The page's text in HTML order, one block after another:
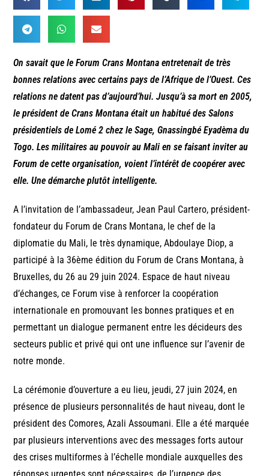
On savait que le Forum Crans Montana entretenait de très
bonnes relations avec certains pays de l’Afrique de l’Ouest. Ces
relations ne datent pas d’aujourd’hui. Jusqu’à sa mort en 2005,
le président de Crans Montana était un habitué des Salons
présidentiels de Lomé 2 chez le Sage, Gnassingbé Eyadèma du
Togo. Les militaires au pouvoir au Mali en se faisant inviter au
Forum de cette organisation, voient l’intérêt de coopérer avec
elle. Une démarche plutôt intelligente.
A l’invitation de l’ambassadeur, Jean Paul Cartero, président-
fondateur du Forum de Crans Montana, le chef de la
diplomatie du Mali, le très dynamique, Abdoulaye Diop, a
participé à la 36ème édition du Forum de Crans Montana, à
Bruxelles, du 26 au 29 juin 2024. Espace de haut niveau
d’échanges, ce Forum vise à renforcer la coopération
internationale en promouvant les bonnes pratiques et en
permettant un dialogue permanent entre les décideurs des
secteurs public et privé qui ont une influence sur l’avenir de
notre monde.
La cérémonie d’ouverture a eu lieu, jeudi, 27 juin 2024, en
présence de plusieurs personnalités de haut niveau, dont le
président des Comores, Azali Assoumani. Elle a été marquée
par plusieurs interventions avec des messages forts autour
des crises multiformes à l’échelle mondiale auxquelles des